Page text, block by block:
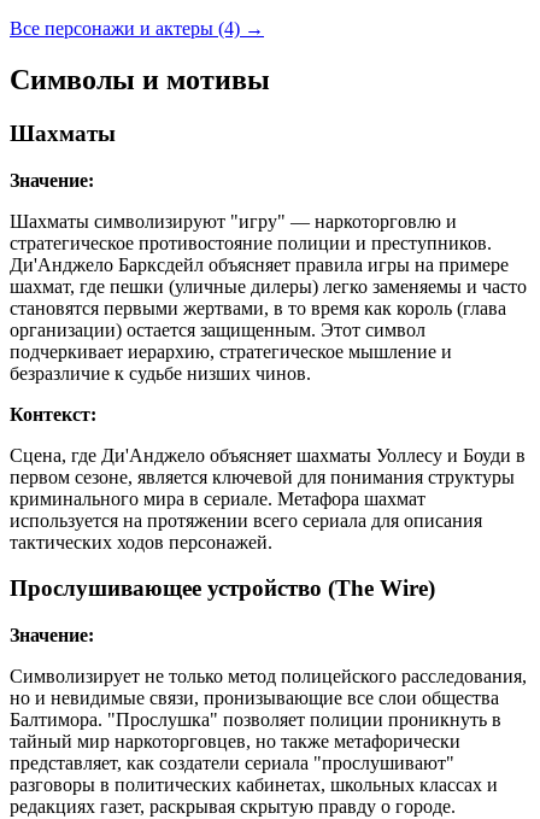
Все персонажи и актеры (4) →
Символы и мотивы
Шахматы
Значение:
Шахматы символизируют "игру" — наркоторговлю и
стратегическое противостояние полиции и преступников.
Ди'Анджело Барксдейл объясняет правила игры на примере
шахмат, где пешки (уличные дилеры) легко заменяемы и часто
становятся первыми жертвами, в то время как король (глава
организации) остается защищенным. Этот символ
подчеркивает иерархию, стратегическое мышление и
безразличие к судьбе низших чинов.
Контекст:
Сцена, где Ди'Анджело объясняет шахматы Уоллесу и Боуди в
первом сезоне, является ключевой для понимания структуры
криминального мира в сериале. Метафора шахмат
используется на протяжении всего сериала для описания
тактических ходов персонажей.
Прослушивающее устройство (The Wire)
Значение:
Символизирует не только метод полицейского расследования,
но и невидимые связи, пронизывающие все слои общества
Балтимора. "Прослушка" позволяет полиции проникнуть в
тайный мир наркоторговцев, но также метафорически
представляет, как создатели сериала "прослушивают"
разговоры в политических кабинетах, школьных классах и
редакциях газет, раскрывая скрытую правду о городе.